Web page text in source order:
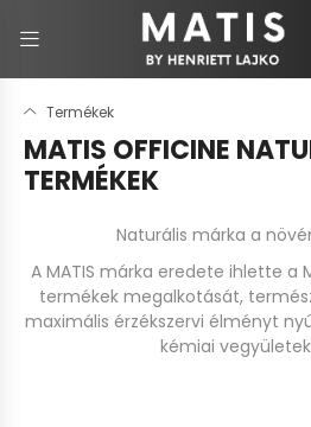
Termékek
MATIS OFFICINE
TERMÉKEK
Naturális márka a
A MATIS márka eredete ihlette a
termékek megalkotását,
maximális érzékszervi élményt
kémiai